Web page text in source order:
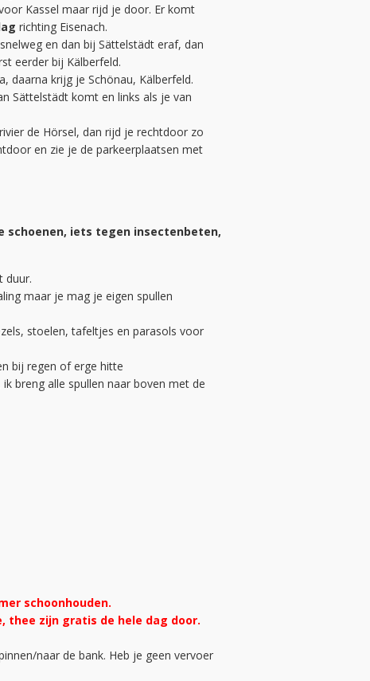
Kassel maar rijd je door. Er komt
richting Eisenach.
en dan bij Sättelstädt eraf, dan
eerder bij Kälberfeld.
daarna krijg je Schönau, Kälberfeld.
Sättelstädt komt en links als je van
de Hörsel, dan rijd je rechtdoor zo
en zie je de parkeerplaatsen met
schoenen, iets tegen insectenbeten,
duur.
maar je mag je eigen spullen
stoelen, tafeltjes en parasols voor
bij regen of erge hitte
breng alle spullen naar boven met de
schoonhouden.
thee zijn gratis de hele dag door.
naar de bank. Heb je geen vervoer